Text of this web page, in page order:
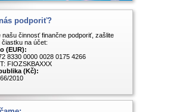
podporiť?
našu činnosť finančne podporiť, zašlite
na účet:
(EUR):
8330 0000 0028 0175 4266
FIOZSKBAXXX
(Kč):
2010